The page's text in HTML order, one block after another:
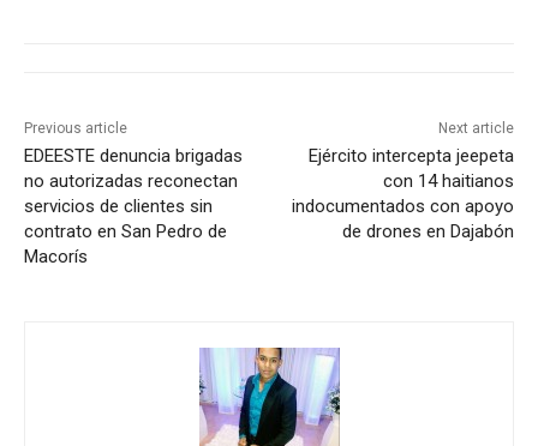
Previous article
EDEESTE denuncia brigadas
no autorizadas reconectan
servicios de clientes sin
contrato en San Pedro de
Macorís
Next article
Ejército intercepta jeepeta
con 14 haitianos
indocumentados con apoyo
de drones en Dajabón